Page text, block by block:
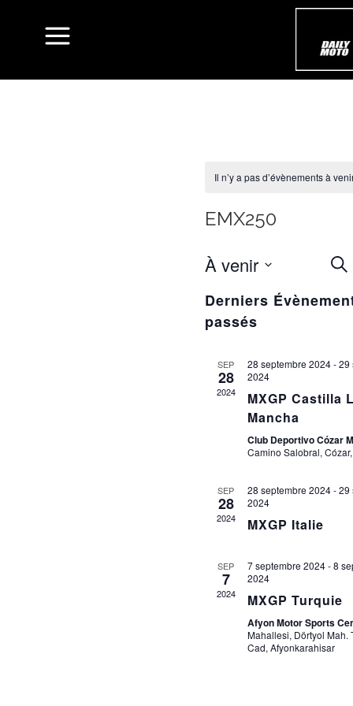
Il n’y a pas d’évènements à
EMX250
ET
À venir
une
date.
Derniers
passés
SEP
28
2024
28 septembre 2024-29
2024
MXGP Castilla
Mancha
Club Deportivo Cózar
Camino Salobral,
SEP
28
2024
28 septembre 2024-29
2024
MXGP Italie
SEP
7
2024
7 septembre 2024-8
2024
MXGP Turquie
Afyon Motor Sports
Mahallesi, Dörtyol Mah.
Cad, Afyonkarahisar